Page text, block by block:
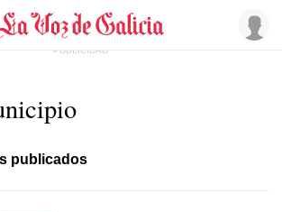
publicados